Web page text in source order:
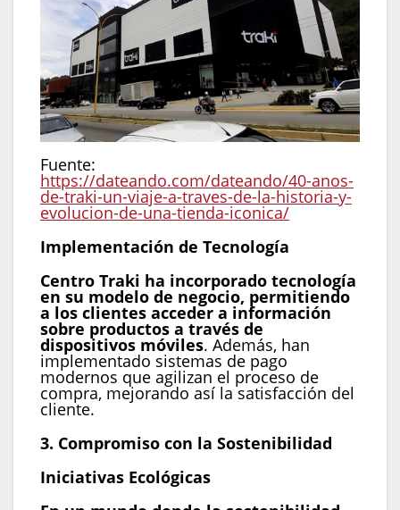
Fuente:
https://dateando.com/dateando/40-anos-
de-traki-un-viaje-a-traves-de-la-historia-y-
evolucion-de-una-tienda-iconica/
Implementación de Tecnología
Centro Traki ha incorporado tecnología
en su modelo de negocio, permitiendo
a los clientes acceder a información
sobre productos a través de
dispositivos móviles. Además, han
implementado sistemas de pago
modernos que agilizan el proceso de
compra, mejorando así la satisfacción del
cliente.
3. Compromiso con la Sostenibilidad
Iniciativas Ecológicas